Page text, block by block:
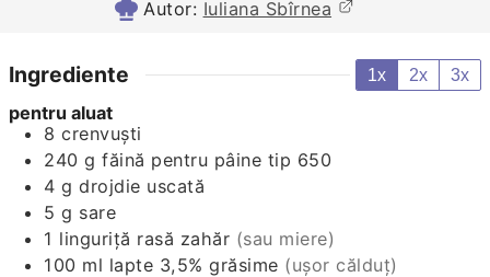
Autor: Iuliana Sbîrnea
Ingrediente 1x 2x 3x
pentru aluat
8crenvuști
240 g făină pentru pâine tip 650
4 g drojdie uscată
5 g sare
1 linguriță rasă zahăr (sau miere)
100 ml lapte 3,5% grăsime (ușor călduț)